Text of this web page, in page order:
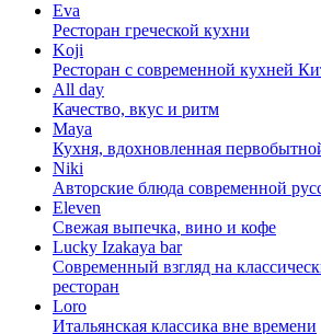
Eva
Ресторан греческой кухни
Koji
Ресторан с cовременной кухней
All day
Качество, вкус и ритм
Maya
Кухня, вдохновленная
Niki
Авторские блюда современной
Eleven
Свежая выпечка, вино и кофе
Lucky Izakaya bar
Современный взгляд на
ресторан
Loro
Итальянская классика вне времени